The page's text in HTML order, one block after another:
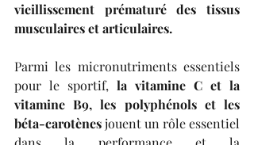
vieillissement prématuré des tissus
musculaires et articulaires.
Parmi les micronutriments essentiels
pour le sportif, la vitamine C et la
vitamine B9, les polyphénols et les
béta-carotènes jouent un rôle essentiel